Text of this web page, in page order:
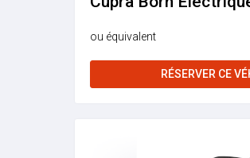
ou équivalent
RÉSERVER CE